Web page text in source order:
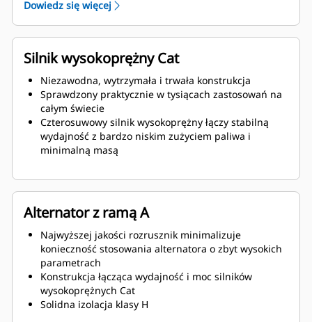
Dowiedz się więcej
Silnik wysokoprężny Cat
Niezawodna, wytrzymała i trwała konstrukcja
Sprawdzony praktycznie w tysiącach zastosowań na
całym świecie
Czterosuwowy silnik wysokoprężny łączy stabilną
wydajność z bardzo niskim zużyciem paliwa i
minimalną masą
Alternator z ramą A
Najwyższej jakości rozrusznik minimalizuje
konieczność stosowania alternatora o zbyt wysokich
parametrach
Konstrukcja łącząca wydajność i moc silników
wysokoprężnych Cat
Solidna izolacja klasy H